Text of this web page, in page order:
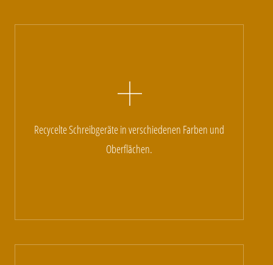
Recycelte Schreibgeräte in verschiedenen Farben und
Oberflächen.